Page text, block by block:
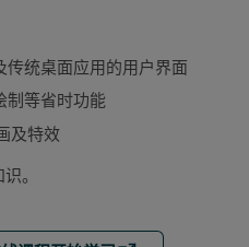
统桌面应用的用户界面
制等省时功能
及特效
。